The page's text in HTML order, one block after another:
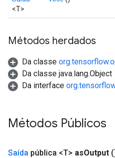
<T>
Métodos herdados
Da classe
Da classe java.lang.Object
Da interface
Métodos Públicos
Saída pública <T> asOutput